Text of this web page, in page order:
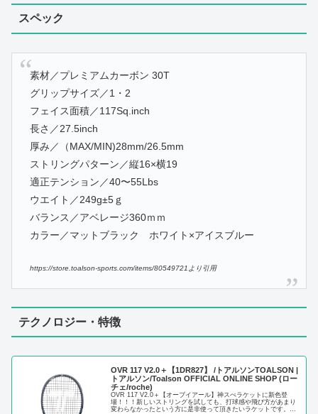
スペック
素材／プレミアムカーボン 30T
グリップサイズ／1・2
フェイス面積／117Sq.inch
長さ／27.5inch
厚み／（MAX/MIN)28mm/26.5mm
ストリングパターン／縦16×横19
適正テンション／40〜55Lbs
ウエイト／249g±5ｇ
バランス／アベレージ360ｍｍ
カラー／マットブラック ホワイト×アイスブルー
https://store.toalson-sports.com/items/80549721より引用
テクノロジー・特徴
OVR 117 V2.0＋【1DR827】 /トアルソンTOALSON |
トアルソン/Toalson OFFICIAL ONLINE SHOP (ロー
チェ/roche)
OVR 117 V2.0＋【オーブイアール】神スぺラケットに新色登
場！！！新しいストリングを試しても、打球感や飛び方があまり
変わらなかったという方に是非使って頂きたいラケットです。ス